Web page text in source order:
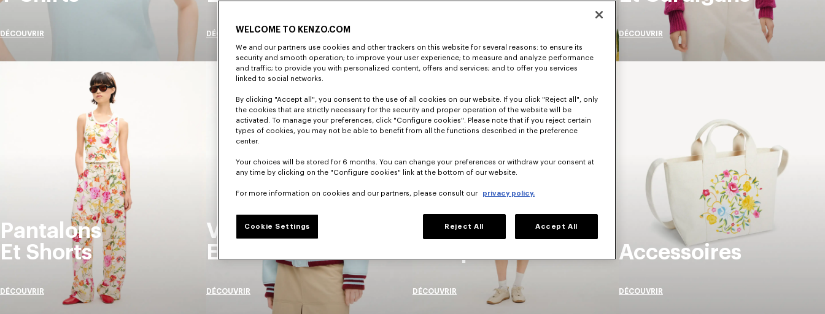
DÉCOUVRIR DÉCOUVRIR DÉCOUVRIR
Pantalons
Et Shorts
DÉCOUVRIR
Vestes
Et Manteaux
DÉCOUVRIR
Robes
Et Jupes
DÉCOUVRIR
Accessoires
DÉCOUVRIR
WELCOME TO KENZO.COM
We and our partners use cookies and other trackers on this website for several reasons: to ensure its
security and smooth operation; to improve your user experience; to measure and analyze performance
and traffic; to provide you with personalized content, offers and services; and to offer you services
linked to social networks.
By clicking "Accept all", you consent to the use of all cookies on our website. If you click "Reject all", only
the cookies that are strictly necessary for the security and proper operation of the website will be
activated. To manage your preferences, click "Configure cookies". Please note that if you reject certain
types of cookies, you may not be able to benefit from all the functions described in the preference
center.
Your choices will be stored for 6 months. You can change your preferences or withdraw your consent at
any time by clicking on the "Configure cookies" link at the bottom of our website.
For more information on cookies and our partners, please consult our privacy policy.
Cookie Settings Reject All Accept All